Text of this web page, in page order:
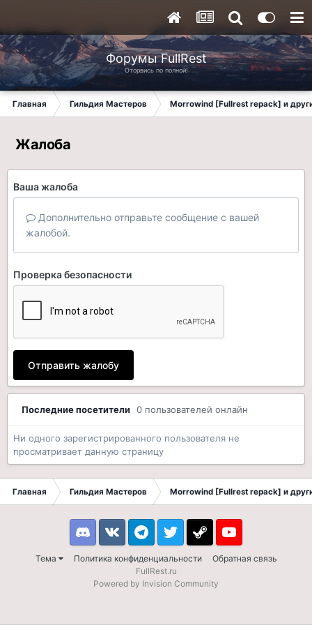
Форумы FullRest
Оторвись по полной!
Главная Гильдия Мастеров Morrowind [Fullrest repack] и
Жалоба
Ваша жалоба
Дополнительно отправьте сообщение с вашей
жалобой.
Проверка безопасности
Отправить жалобу
Последние посетители 0 пользователей онлайн
Ни одного зарегистрированного пользователя не
просматривает данную страницу
Главная Гильдия Мастеров Morrowind [Fullrest repack] и
Тема Политика конфиденциальности Обратная связь
DiscordVK TelegramTwitter Steam Youtube
FullRest.ru
Powered by Invision Community